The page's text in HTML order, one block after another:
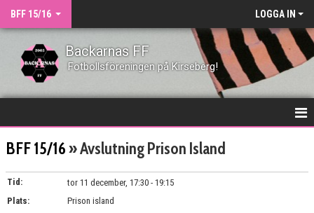
BFF 15/16 LOGGA IN
Backarnas FF
Fotbollsföreningen på Kirseberg!
HEM
NYHETER
KONTAKT
BFF 15/16» Avslutning Prison Island
Tid:
tor 11 december, 17:30 - 19:15
Plats:
Prison island